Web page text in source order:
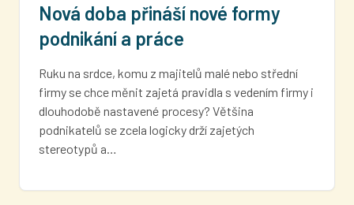
Nová doba přináší nové formy
podnikání a práce
Ruku na srdce, komu z majitelů malé nebo střední
firmy se chce měnit zajetá pravidla s vedením firmy i
dlouhodobě nastavené procesy? Většina
podnikatelů se zcela logicky drží zajetých
stereotypů a…